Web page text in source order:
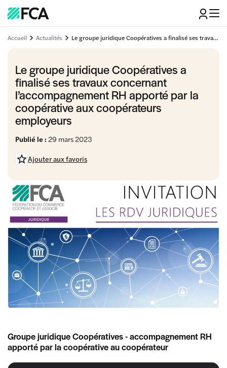
Accueil Actualités Le groupe juridique Coopératives a finalisé ses travaux concernant l’accompagnement RH apporté par la coopérative aux coopérateurs employeurs
Le groupe juridique Coopératives a
finalisé ses travaux concernant
l’accompagnement RH apporté par la
coopérative aux coopérateurs
employeurs
Publié le : 29 mars 2023
Ajouter aux favoris
Groupe juridique Coopératives - accompagnement RH
apporté par la coopérative au coopérateur